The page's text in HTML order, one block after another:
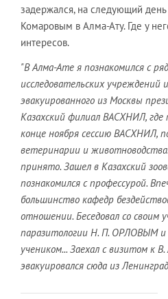
задержался, на следующий
Комаровым в Алма-Ату. Где у
интересов.
"В Алма-Ате я познакомился с
исследовательских учреждений
эвакуированного из Москвы
Казахский филиал ВАСХНИЛ,
конце ноября сессию ВАСХНИЛ,
ветеринарии и
принято. Зашел в Казахский
познакомился с профессурой.
большинство кафедр
отношении. Беседовал со своим
паразитологии Н. П. ОРЛОВЫМ
учеником... Заехал с визитом к
эвакуировался сюда из